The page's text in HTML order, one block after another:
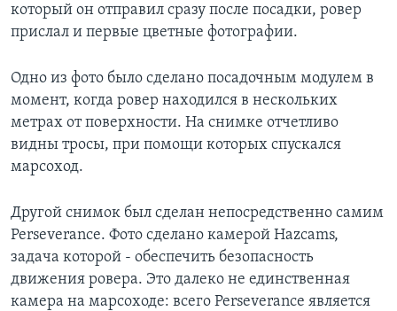
который он отправил сразу после посадки, ровер
прислал и первые цветные фотографии.
Одно из фото было сделано посадочным модулем в
момент, когда ровер находился в нескольких
метрах от поверхности. На снимке отчетливо
видны тросы, при помощи которых спускался
марсоход.
Другой снимок был сделан непосредственно самим
Perseverance. Фото сделано камерой Hazcams,
задача которой - обеспечить безопасность
движения ровера. Это далеко не единственная
камера на марсоходе: всего Perseverance является